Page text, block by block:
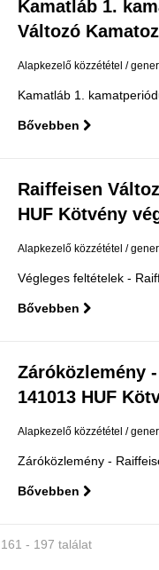
Kamatláb 1.
Változó
Alapkezelő közzététel
Kamatláb 1.
Bővebben
Raiffeisen
HUF Kötvény
Alapkezelő közzététel
Végleges feltételek -
Bővebben
Záróközlemény
141013 HUF
Alapkezelő közzététel
Záróközlemény -
Bővebben
161 - 197 találat